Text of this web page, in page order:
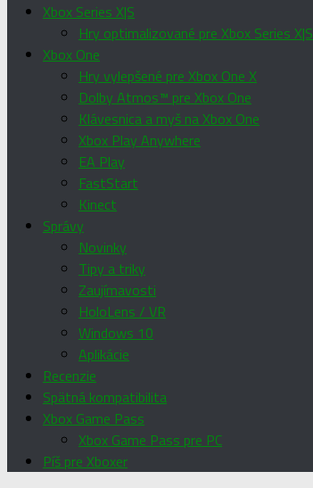
Xbox Series X|S
Hry optimalizované pre Xbox Series X|S
Xbox One
Hry vylepšené pre Xbox One X
Dolby Atmos™ pre Xbox One
Klávesnica a myš na Xbox One
Xbox Play Anywhere
EA Play
FastStart
Kinect
Správy
Novinky
Tipy a triky
Zaujímavosti
HoloLens / VR
Windows 10
Aplikácie
Recenzie
Spätná kompatibilita
Xbox Game Pass
Xbox Game Pass pre PC
Píš pre Xboxer